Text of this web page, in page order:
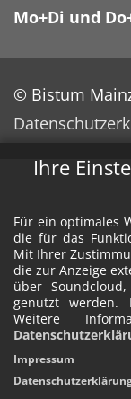
Ihre
Für ein optimales
die für das
Mit Ihrer
die zur Anzeige
über
genutzt werden.
Weitere
Impressum
Mo+Di und
© Bistum